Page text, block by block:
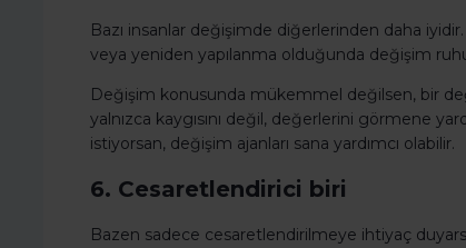
Bazı insanlar değişimde diğerlerinden daha
veya yeniden yapılanma olduğunda değişim
Değişim konusunda mükemmel değilsen, bir
yalnızca kaygısını değil, değerlerini görmene
istiyorsan, değişim ajanları sana yardımcı olabilir.
6. Cesaretlendirici biri
Bazen sadece cesaretlendirilmeye ihtiyaç